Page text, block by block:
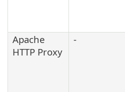
Apache
HTTP Proxy
-